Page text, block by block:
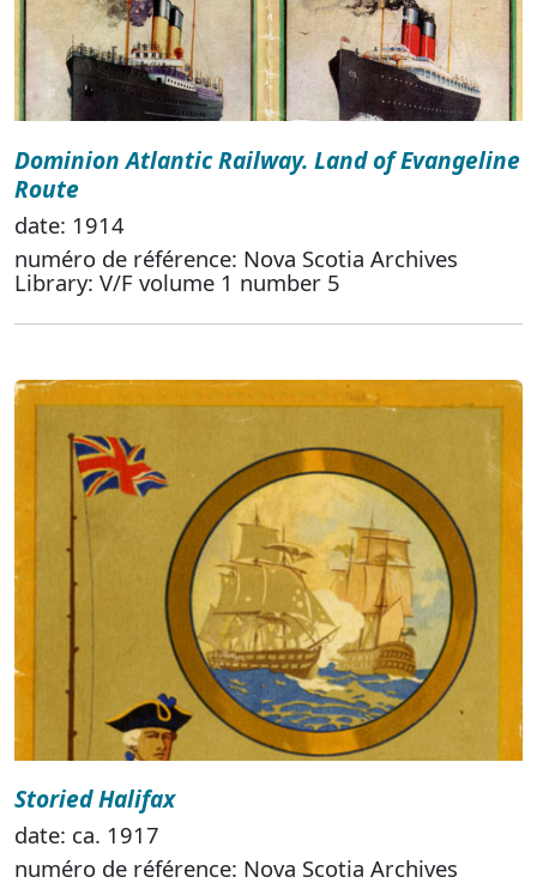
Dominion Atlantic Railway. Land of Evangeline
Route
date: 1914
numéro de référence: Nova Scotia Archives
Library: V/F volume 1 number 5
Storied Halifax
date: ca. 1917
numéro de référence: Nova Scotia Archives